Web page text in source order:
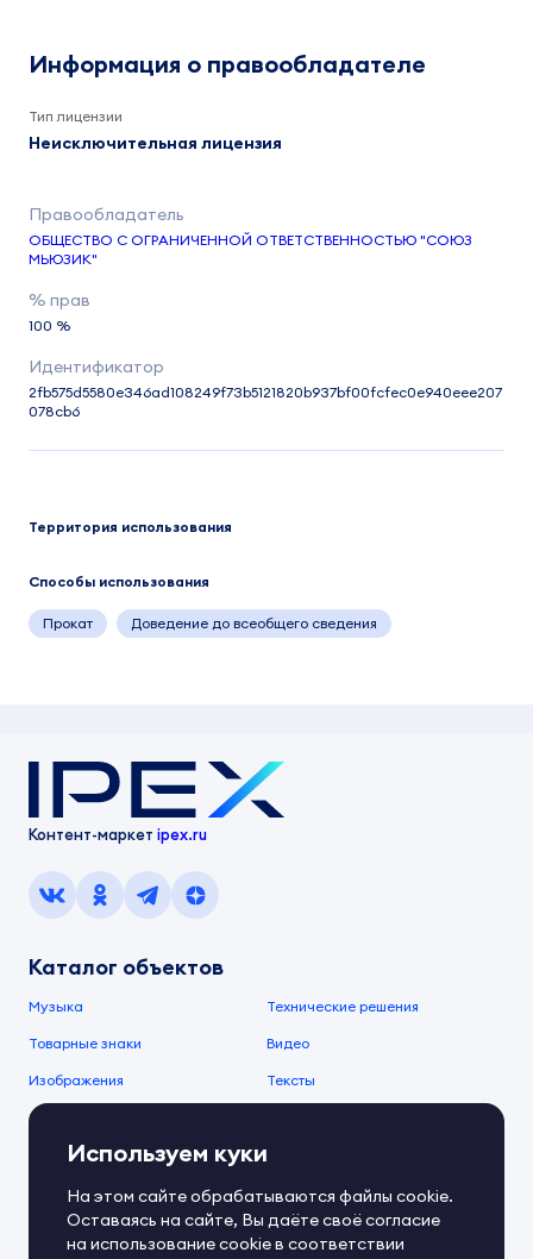
Информация о правообладателе
Тип лицензии
Неисключительная лицензия
ОБЩЕСТВО С ОГРАНИЧЕННОЙ ОТВЕТСТВЕННОСТЬЮ "СОЮЗ
МЬЮЗИК"
100 %
2fb575d5580e346ad108249f73b5121820b937bf00fcfec0e940eee207
078cb6
Территория использования
Способы использования
Прокат Доведение до всеобщего сведения
Контент-маркет ipex.ru
Каталог объектов
Музыка Технические решения
Товарные знаки Видео
Изображения Тексты
О компании
О сервисе
Документы IPEX Справочный центр
Контакты Обратная связь
Используем куки
На этом сайте обрабатываются файлы cookie.
Оставаясь на сайте, Вы даёте своё согласие
на использование cookie в соответствии